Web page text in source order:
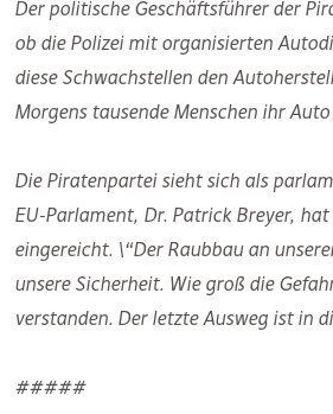
Der politische Geschäftsführer der
ob die Polizei mit organisierten
diese Schwachstellen den
Morgens tausende Menschen ihr
Die Piratenpartei sieht sich als
EU-Parlament, Dr. Patrick Breyer,
eingereicht. \“Der Raubbau an
unsere Sicherheit. Wie groß die
verstanden. Der letzte Ausweg ist in
#####